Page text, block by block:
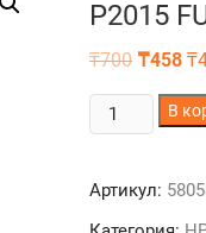
P2015
₸700
₸700.
₸458 ₸
Количество
товара
для
HP
В
Артикул: